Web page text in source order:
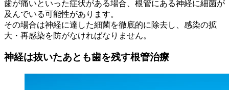
歯が痛いといった症状がある場合、根管にある神経に細菌が
及んでいる可能性があります。
その場合は神経に達した細菌を徹底的に除去し、感染の拡
大・再感染を防がなければなりません。
神経は抜いたあとも歯を残す根管治療